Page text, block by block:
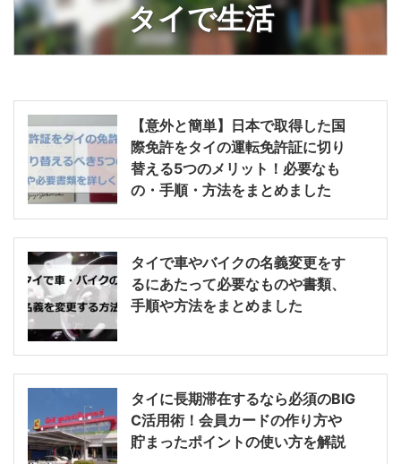
タイで生活
【意外と簡単】日本で取得した国
際免許をタイの運転免許証に切り
替える5つのメリット！必要なも
の・手順・方法をまとめました
タイで車やバイクの名義変更をす
るにあたって必要なものや書類、
手順や方法をまとめました
タイに長期滞在するなら必須のBIG
C活用術！会員カードの作り方や
貯まったポイントの使い方を解説